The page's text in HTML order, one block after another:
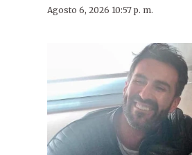
Agosto 6, 2026 10:57 p. m.